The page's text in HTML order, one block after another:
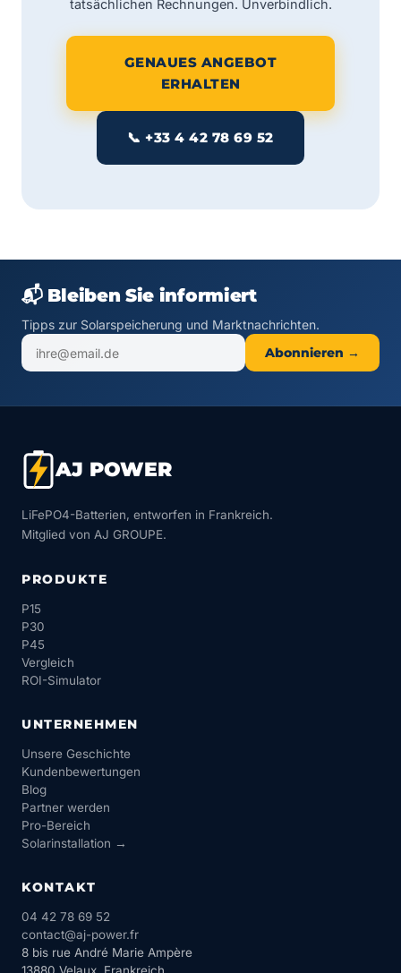
tatsächlichen Rechnungen. Unverbindlich.
GENAUES ANGEBOT
ERHALTEN
📞 +33 4 42 78 69 52
📬 Bleiben Sie informiert
Tipps zur Solarspeicherung und Marktnachrichten.
Abonnieren →
AJ POWER
LiFePO4-Batterien, entworfen in Frankreich.
Mitglied von AJ GROUPE.
PRODUKTE
P15
P30
P45
Vergleich
ROI-Simulator
UNTERNEHMEN
Unsere Geschichte
Kundenbewertungen
Blog
Partner werden
Pro-Bereich
Solarinstallation →
KONTAKT
04 42 78 69 52
contact@aj-power.fr
8 bis rue André Marie Ampère